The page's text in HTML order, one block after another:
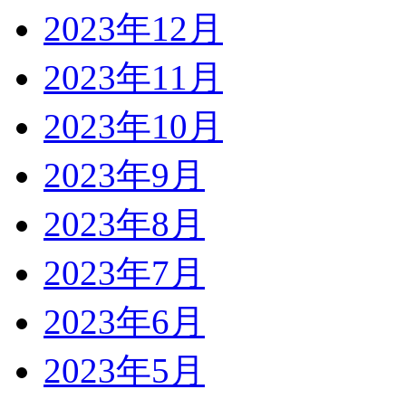
2023年12月
2023年11月
2023年10月
2023年9月
2023年8月
2023年7月
2023年6月
2023年5月